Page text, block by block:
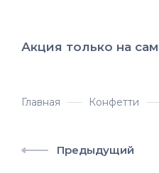
Акция только на
Главная Конфетти
Предыдущий